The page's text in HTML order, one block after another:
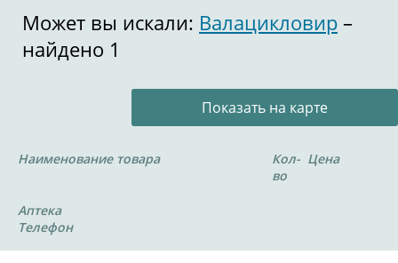
Может вы искали: Валацикловир –
найдено 1
Показать на карте
Наименование товара
Кол-
во
Цена
Аптека
Телефон